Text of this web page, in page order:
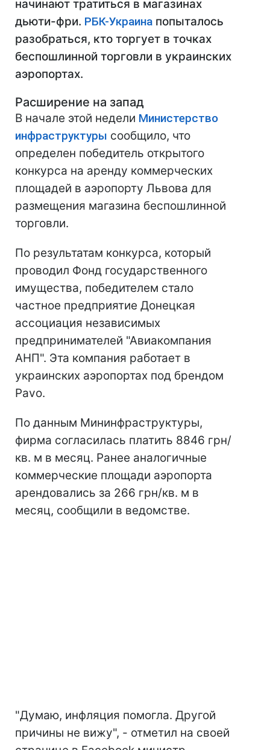
начинают тратиться в магазинах
дьюти-фри. РБК-Украина попыталось
разобраться, кто торгует в точках
беспошлинной торговли в украинских
аэропортах.
Расширение на запад
В начале этой недели Министерство
инфраструктуры сообщило, что
определен победитель открытого
конкурса на аренду коммерческих
площадей в аэропорту Львова для
размещения магазина беспошлинной
торговли.
По результатам конкурса, который
проводил Фонд государственного
имущества, победителем стало
частное предприятие Донецкая
ассоциация независимых
предпринимателей "Авиакомпания
АНП". Эта компания работает в
украинских аэропортах под брендом
Pavo.
По данным Мининфраструктуры,
фирма согласилась платить 8846 грн/
кв. м в месяц. Ранее аналогичные
коммерческие площади аэропорта
арендовались за 266 грн/кв. м в
месяц, сообщили в ведомстве.
"Думаю, инфляция помогла. Другой
причины не вижу", - отметил на своей